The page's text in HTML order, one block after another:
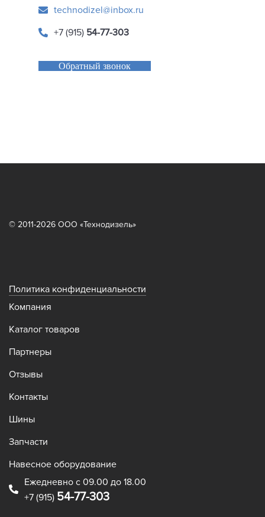
technodizel@inbox.ru
+7 (915) 54-77-303
Обратный звонок
© 2011-2026 ООО «Технодизель»
Политика конфиденциальности
Компания
Каталог товаров
Партнеры
Отзывы
Контакты
Шины
Запчасти
Навесное оборудование
Ежедневно с 09.00 до 18.00
+7 (915) 54-77-303